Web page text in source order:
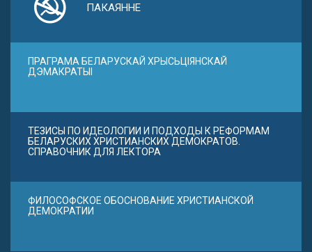
ПАКАЯННЕ
ПРАГРАМА БЕЛАРУСКАЙ ХРЫСЬЦІЯНСКАЙ
ДЭМАКРАТЫІ
ТЕЗИСЫ ПО ИДЕОЛОГИИ И ПОДХОДЫ К РЕФОРМАМ
БЕЛАРУСКИХ ХРИСТИАНСКИХ ДЕМОКРАТОВ.
СПРАВОЧНИК ДЛЯ ЛЕКТОРА
ФИЛОСОФСКОЕ ОБОСНОВАНИЕ ХРИСТИАНСКОЙ
ДЕМОКРАТИИ